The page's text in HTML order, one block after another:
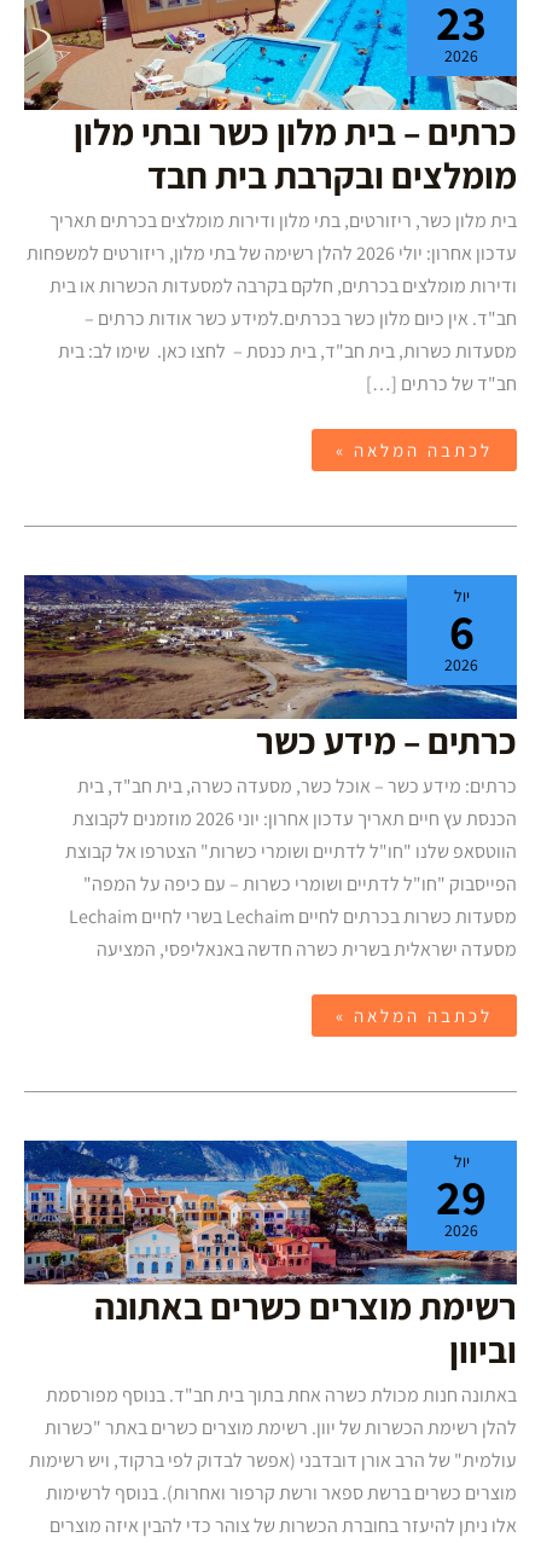
23
2026
כרתים – בית מלון כשר ובתי מלון
מומלצים ובקרבת בית חבד
בית מלון כשר, ריזורטים, בתי מלון ודירות מומלצים בכרתים תאריך
עדכון אחרון: יולי 2026 להלן רשימה של בתי מלון, ריזורטים למשפחות
ודירות מומלצים בכרתים, חלקם בקרבה למסעדות הכשרות או בית
חב"ד. אין כיום מלון כשר בכרתים.למידע כשר אודות כרתים –
מסעדות כשרות, בית חב"ד, בית כנסת – לחצו כאן. שימו לב: בית
חב"ד של כרתים […]
בית
מלון
כשר
ובתי
מלון
מומלצים
ובקרבת
בית
לכתבה המלאה »
יול
6
2026
כרתים – מידע כשר
כרתים: מידע כשר – אוכל כשר, מסעדה כשרה, בית חב"ד, בית
הכנסת עץ חיים תאריך עדכון אחרון: יוני 2026 מוזמנים לקבוצת
הווטסאפ שלנו "חו"ל לדתיים ושומרי כשרות" הצטרפו אל קבוצת
הפייסבוק "חו"ל לדתיים ושומרי כשרות – עם כיפה על המפה"
מסעדות כשרות בכרתים לחיים Lechaim בשרי לחיים Lechaim
מסעדה ישראלית בשרית כשרה חדשה באנאליפסי, המציעה
כרתים
מידע
כשר
לכתבה המלאה »
יול
29
2026
רשימת מוצרים כשרים באתונה
וביוון
באתונה חנות מכולת כשרה אחת בתוך בית חב"ד. בנוסף מפורסמת
להלן רשימת הכשרות של יוון. רשימת מוצרים כשרים באתר "כשרות
עולמית" של הרב אורן דובדבני (אפשר לבדוק לפי ברקוד, ויש רשימות
מוצרים כשרים ברשת ספאר ורשת קרפור ואחרות). בנוסף לרשימות
אלו ניתן להיעזר בחוברת הכשרות של צוהר כדי להבין איזה מוצרים
רשימת
מוצרים
כשרים
באתונה
וביוון